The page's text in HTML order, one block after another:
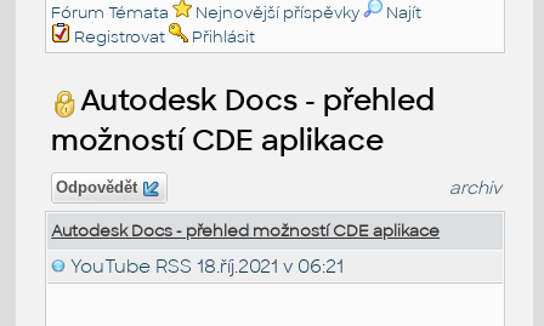
Fórum Témata
Nejnovější příspěvky
Najít
Registrovat
Přihlásit
Autodesk Docs - přehled
možností CDE aplikace
Odpovědět archiv
Autodesk Docs - přehled možností CDE aplikace
YouTube RSS 18.říj.2021 v 06:21